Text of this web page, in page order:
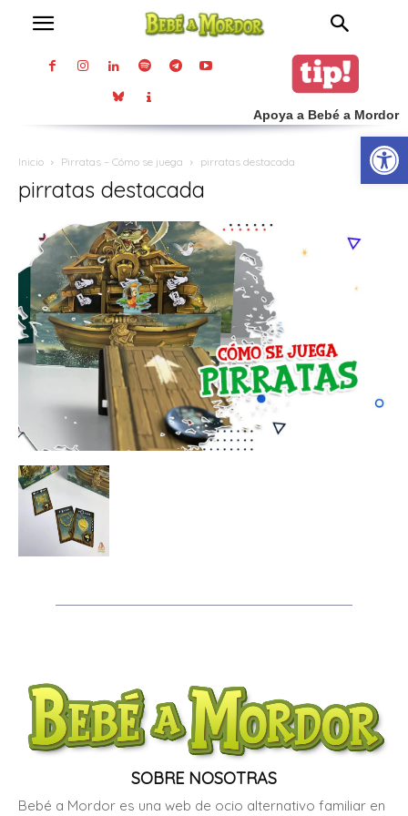
Apoya a Bebé a Mordor
Inicio Pirratas – Cómo se juega pirratas destacada
pirratas destacada
SOBRE NOSOTRAS
Bebé a Mordor es una web de ocio alternativo familiar en